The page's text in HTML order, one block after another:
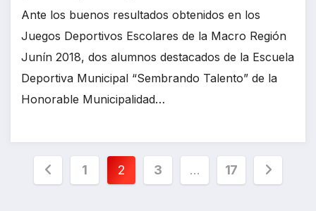
Ante los buenos resultados obtenidos en los
Juegos Deportivos Escolares de la Macro Región
Junín 2018, dos alumnos destacados de la Escuela
Deportiva Municipal “Sembrando Talento” de la
Honorable Municipalidad…
Paginación
1 2 3 … 17